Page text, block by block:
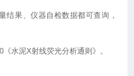
结果、仪器自检数据都可查询，
水泥X射线荧光分析通则》。